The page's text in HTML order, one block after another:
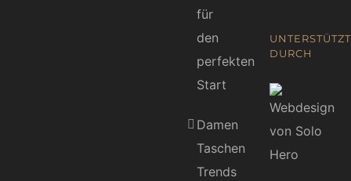
für
den
perfekten
Start
Damen
Taschen
Trends
UNTERSTÜTZT
DURCH